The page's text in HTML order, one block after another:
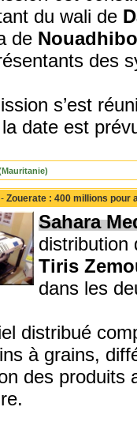
du wali de
de
des
s’est
date est
Zouerate : 400 millions pour
Sahara
distribution
Tiris
dans les
distribué
à grains,
des produits